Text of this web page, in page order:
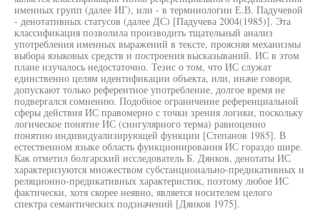
именных групп (далее ИГ), или - в терминологии Е.В. Падучевой
- денотативных статусов (далее ДС) [Падучева 2004(1985)]. Эта
классификация позволила производить тщательный анализ
употребления именных выражений в тексте, проясняя механизмы
выбора языковых средств и построения высказываний. ИС в этом
плане изучалось недостаточно. Тезис о том, что ИС служат
единственно целям идентификации объекта, или, иначе говоря,
допускают только референтное употребление, долгое время не
подвергался сомнению. Подобное ограничение референциальной
сферы действия ИС правомерно с точки зрения логики, поскольку
логическое понятие ИС (сингулярного терма) равноценно
понятию индивидуализирующей функции [Степанов 1985]. В
естественном языке область функционирования ИС гораздо шире.
Как отметил болгарский исследователь Б. Дянков, денотаты ИС
характеризуются множеством субстанционально-предикативных и
реляционно-предикативных характеристик, поэтому любое ИС
фактически, хотя скорее неявно, является носителем целого
спектра семантических подзначений [Дянков 1975].